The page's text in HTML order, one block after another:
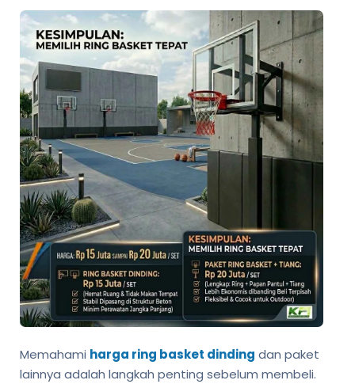
Memahami harga ring basket dinding dan paket
lainnya adalah langkah penting sebelum membeli.